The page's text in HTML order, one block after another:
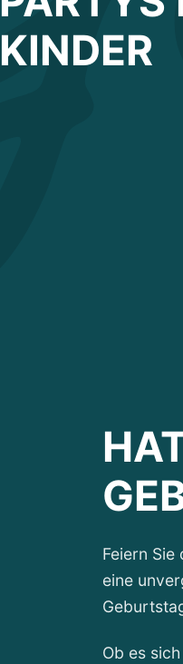
KINDER
Feiern Sie
eine
Ob es